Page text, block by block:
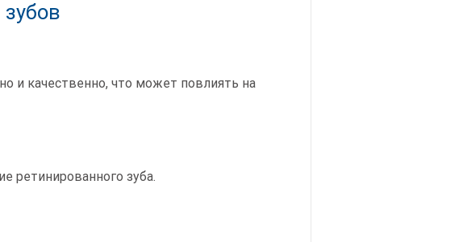
и качественно, что может повлиять на
ретинированного зуба.